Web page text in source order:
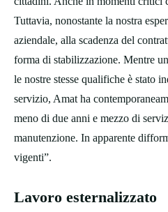
Tuttavia, nonostante la nostra
aziendale, alla scadenza del
forma di stabilizzazione. Mentre
le nostre stesse qualifiche è stato
servizio, Amat ha
meno di due anni e mezzo di
manutenzione. In apparente
vigenti”.
Lavoro esternalizzato